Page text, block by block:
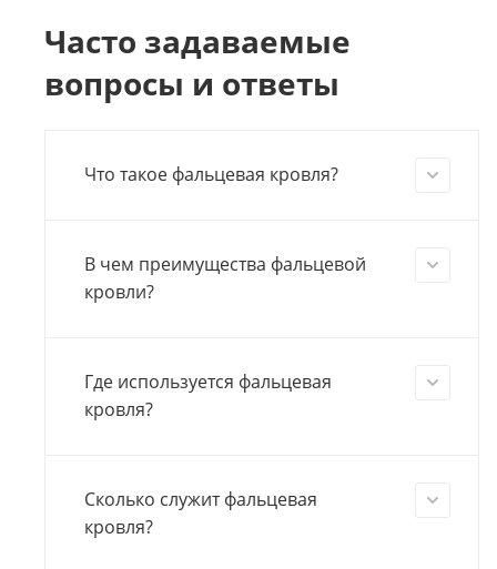
Часто задаваемые
вопросы и ответы
Что такое фальцевая кровля?
В чем преимущества фальцевой
кровли?
Где используется фальцевая
кровля?
Сколько служит фальцевая
кровля?